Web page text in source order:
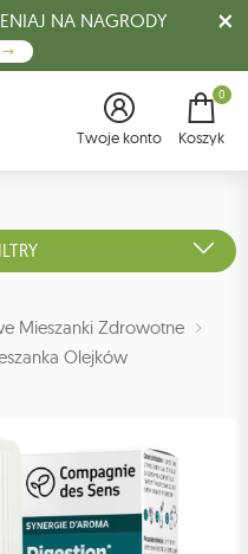
NA NAGRODY
Twoje konto
0
Koszyk
Mieszanki Zdrowotne
Olejków